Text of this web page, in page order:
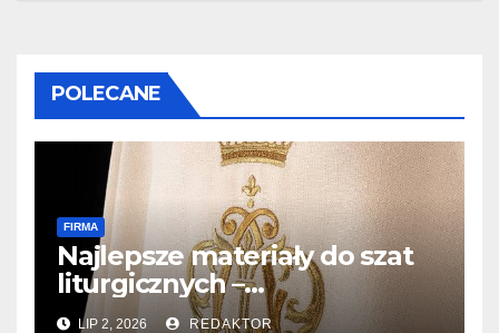
POLECANE
FIRMA
Najlepsze materiały do szat
liturgicznych –
szatyliturgiczne.pl
LIP 2, 2026 REDAKTOR